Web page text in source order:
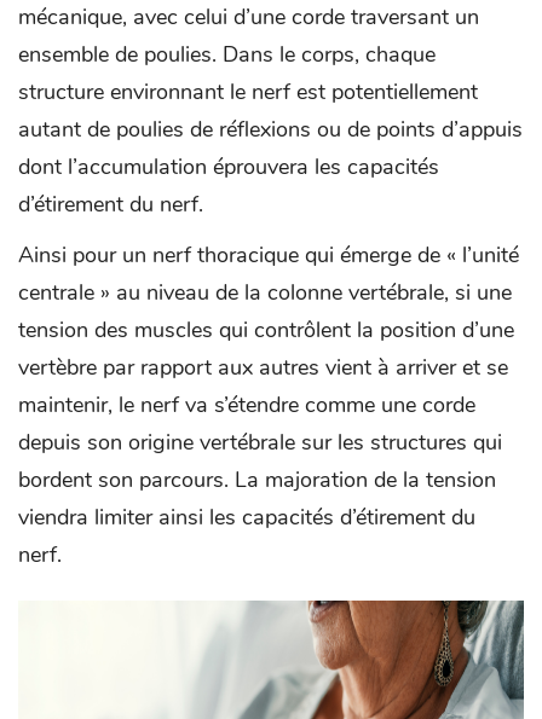
mécanique, avec celui d’une corde traversant un
ensemble de poulies. Dans le corps, chaque
structure environnant le nerf est potentiellement
autant de poulies de réflexions ou de points d’appuis
dont l’accumulation éprouvera les capacités
d’étirement du nerf.
Ainsi pour un nerf thoracique qui émerge de « l’unité
centrale » au niveau de la colonne vertébrale, si une
tension des muscles qui contrôlent la position d’une
vertèbre par rapport aux autres vient à arriver et se
maintenir, le nerf va s’étendre comme une corde
depuis son origine vertébrale sur les structures qui
bordent son parcours. La majoration de la tension
viendra limiter ainsi les capacités d’étirement du
nerf.